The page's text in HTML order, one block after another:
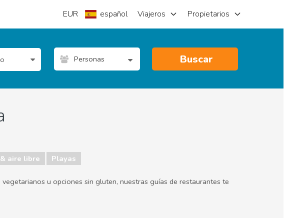
EUR español Viajeros Propietarios
Personas Buscar
aire libre Playas
u opciones sin gluten, nuestras guías de restaurantes te